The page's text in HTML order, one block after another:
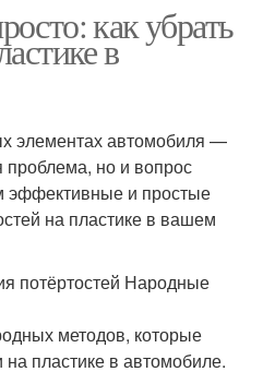
как убрать
в
элементах автомобиля —
проблема, но и вопрос
эффективные и простые
на пластике в вашем
потёртостей Народные
методов, которые
на пластике в автомобиле.